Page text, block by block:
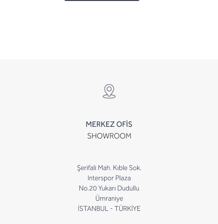
MERKEZ OFİS
SHOWROOM
Şerifali Mah. Kıble Sok.
Interspor Plaza
No.20 Yukarı Dudullu
Ümraniye
İSTANBUL - TÜRKİYE